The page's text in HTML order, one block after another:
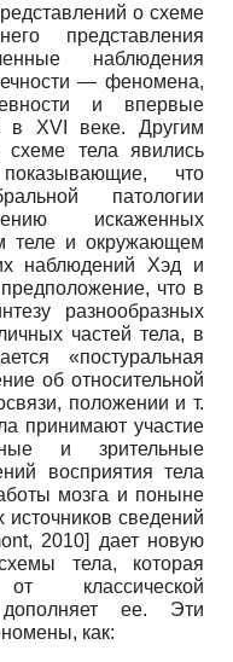
о схеме
представления
наблюдения
— феномена,
и впервые
в XVI веке. Другим
схеме тела явились
что
патологии
искаженных
теле и окружающем
наблюдений Хэд и
что в
разнообразных
частей тела, в
«постуральная
об относительной
положении и т.
принимают участие
и зрительные
восприятия тела
мозга и поныне
сведений
2010]
дает новую
тела, которая
классической
ее. Эти
как: